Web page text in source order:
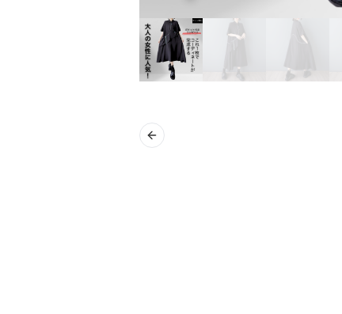
Previous slide